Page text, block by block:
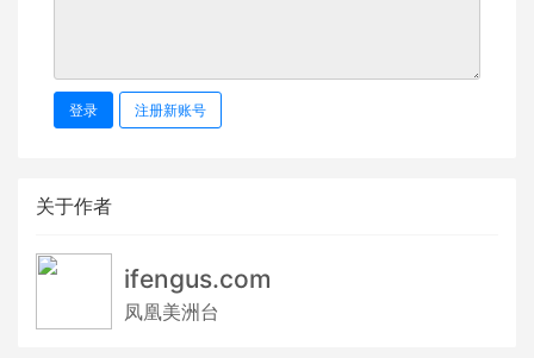
登录 注册新账号
关于作者
ifengus.com
凤凰美洲台